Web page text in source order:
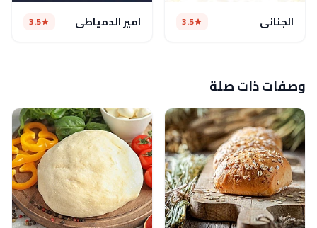
الجناني 3.5 امير الدمياطي 3.5
وصفات ذات صلة